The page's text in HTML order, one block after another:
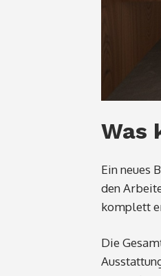
Was
Ein neues
den
komplett
Die